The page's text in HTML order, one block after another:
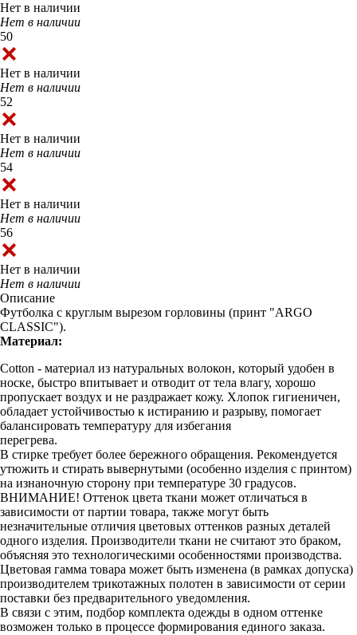
Нет в наличии
Нет в наличии
50
Нет в наличии
Нет в наличии
52
Нет в наличии
Нет в наличии
54
Нет в наличии
Нет в наличии
56
Нет в наличии
Нет в наличии
Описание
Футболка с круглым вырезом горловины (принт "ARGO
CLASSIC").
Материал:
Cotton - материал из натуральных волокон, который удобен в
носке, быстро впитывает и отводит от тела влагу, хорошо
пропускает воздух и не раздражает кожу. Хлопок гигиеничен,
обладает устойчивостью к истиранию и разрыву, помогает
балансировать температуру для избегания
перегрева.
В стирке требует более бережного обращения. Рекомендуется
утюжить и стирать вывернутыми (особенно изделия с принтом)
на изнаночную сторону при температуре 30 градусов.
ВНИМАНИЕ! Оттенок цвета ткани может отличаться в
зависимости от партии товара, также могут быть
незначительные отличия цветовых оттенков разных деталей
одного изделия. Производители ткани не считают это браком,
объясняя это технологическими особенностями производства.
Цветовая гамма товара может быть изменена (в рамках допуска)
производителем трикотажных полотен в зависимости от серии
поставки без предварительного уведомления.
В связи с этим, подбор комплекта одежды в одном оттенке
возможен только в процессе формирования единого заказа.